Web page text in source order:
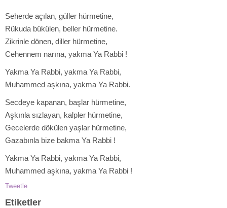
Seherde açılan, güller hürmetine,
Rükuda bükülen, beller hürmetine.
Zikrinle dönen, diller hürmetine,
Cehennem narına, yakma Ya Rabbi !
Yakma Ya Rabbi, yakma Ya Rabbi,
Muhammed aşkına, yakma Ya Rabbi.
Secdeye kapanan, başlar hürmetine,
Aşkınla sızlayan, kalpler hürmetine,
Gecelerde dökülen yaşlar hürmetine,
Gazabınla bize bakma Ya Rabbi !
Yakma Ya Rabbi, yakma Ya Rabbi,
Muhammed aşkına, yakma Ya Rabbi !
Tweetle
Etiketler